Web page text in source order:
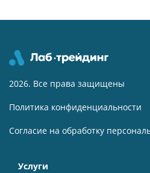
2026. Все права защищены
Политика конфиденциальности
Согласие на обработку
Услуги